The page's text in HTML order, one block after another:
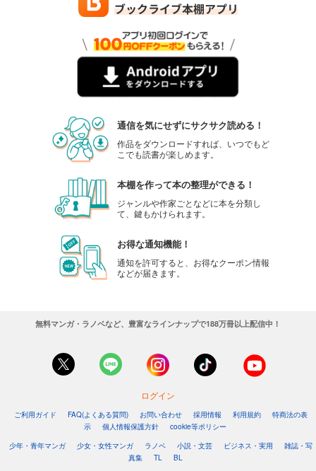
通信を気にせずにサクサク読める！
作品をダウンロードすれば、いつでもど
こでも読書が楽しめます。
本棚を作って本の整理ができる！
ジャンルや作家ごとなどに本を分類し
て、鍵もかけられます。
お得な通知機能！
通知を許可すると、お得なクーポン情報
などが届きます。
無料マンガ・ラノベなど、豊富なラインナップで188万冊以上配信中！
ログイン
ご利用ガイド FAQ(よくある質問) お問い合わせ 採用情報 利用規約
特商法の表
示
個人情報保護方針
cookie等ポリシー
少年・青年マンガ
少女・女性マンガ ラノベ 小説・文芸 ビジネス・実用
雑誌・写
真集
TL BL